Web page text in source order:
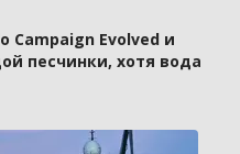
Campaign Evolved и
песчинки, хотя вода